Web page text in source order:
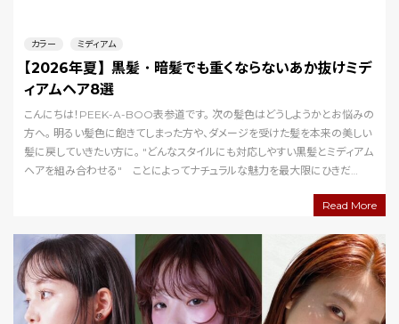
カラー ミディアム
【2026年夏】黒髪・暗髪でも重くならないあか抜けミデ
ィアムヘア8選
こんにちは！PEEK-A-BOO表参道です。 次の髪色はどうしようかとお悩みの
方へ。 明るい髪色に飽きてしまった方や、ダメージを受けた髪を本来の美しい
髪に戻していきたい方に。 "どんなスタイルにも対応しやすい黒髪とミディアム
ヘアを組み合わせる" ことによってナチュラルな魅力を最大限にひきだ
Read More